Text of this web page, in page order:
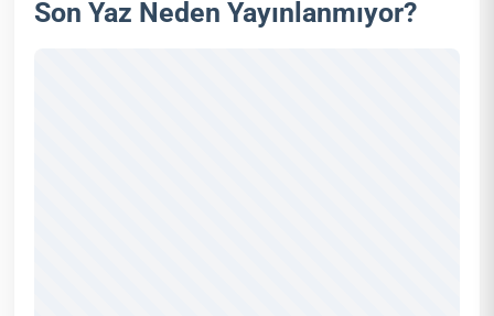
Son Yaz Neden Yayınlanmıyor?